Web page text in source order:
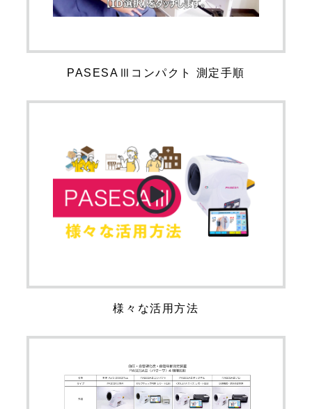
PASESAⅢコンパクト 測定手順
様々な活用方法